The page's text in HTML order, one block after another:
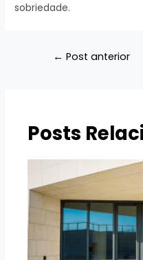
sobriedade.
Navegação
← Post anterior
Posts